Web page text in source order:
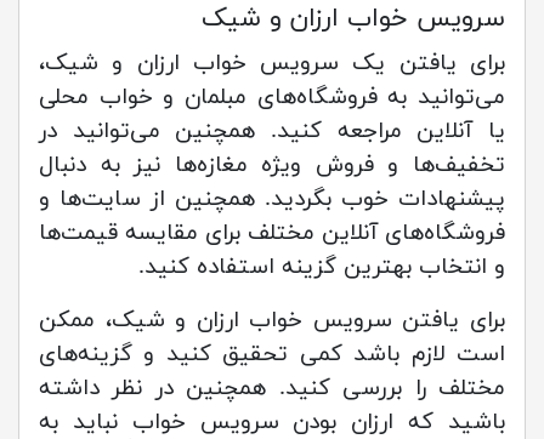
سرویس خواب ارزان و شیک
برای یافتن یک سرویس خواب ارزان و شیک،
می‌توانید به فروشگاه‌های مبلمان و خواب محلی
یا آنلاین مراجعه کنید. همچنین می‌توانید در
تخفیف‌ها و فروش ویژه مغازه‌ها نیز به دنبال
پیشنهادات خوب بگردید. همچنین از سایت‌ها و
فروشگاه‌های آنلاین مختلف برای مقایسه قیمت‌ها
و انتخاب بهترین گزینه استفاده کنید.
برای یافتن سرویس خواب ارزان و شیک، ممکن
است لازم باشد کمی تحقیق کنید و گزینه‌های
مختلف را بررسی کنید. همچنین در نظر داشته
باشید که ارزان بودن سرویس خواب نباید به